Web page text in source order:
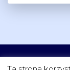
CZYTELNIA